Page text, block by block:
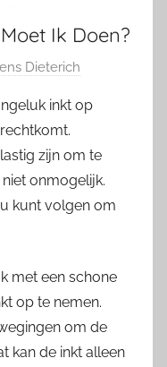
Ik Doen?
Dieterich
inkt op
zijn om te
onmogelijk.
kunt volgen om
met een schone
op te nemen.
om de
kan de inkt alleen